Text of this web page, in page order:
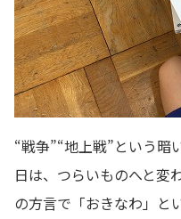
“戦争”“地上戦”という暗
日は、つらいものへと変
の方言で「おきなわ」と